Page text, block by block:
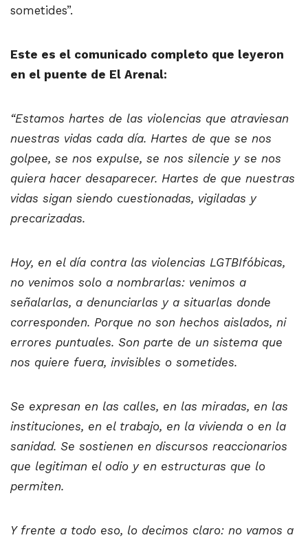
sometides”.
Este es el comunicado completo que leyeron
en el puente de El Arenal:
“Estamos hartes de las violencias que atraviesan
nuestras vidas cada día. Hartes de que se nos
golpee, se nos expulse, se nos silencie y se nos
quiera hacer desaparecer. Hartes de que nuestras
vidas sigan siendo cuestionadas, vigiladas y
precarizadas.
Hoy, en el día contra las violencias LGTBIfóbicas,
no venimos solo a nombrarlas: venimos a
señalarlas, a denunciarlas y a situarlas donde
corresponden. Porque no son hechos aislados, ni
errores puntuales. Son parte de un sistema que
nos quiere fuera, invisibles o sometides.
Se expresan en las calles, en las miradas, en las
instituciones, en el trabajo, en la vivienda o en la
sanidad. Se sostienen en discursos reaccionarios
que legitiman el odio y en estructuras que lo
permiten.
Y frente a todo eso, lo decimos claro: no vamos a